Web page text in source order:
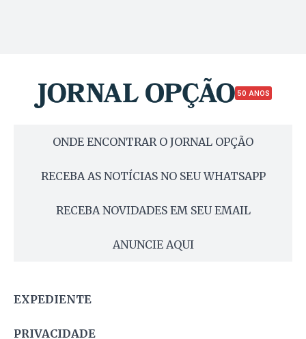
50 ANOS
ONDE ENCONTRAR O JORNAL OPÇÃO
RECEBA AS NOTÍCIAS NO SEU WHATSAPP
RECEBA NOVIDADES EM SEU EMAIL
ANUNCIE AQUI
EXPEDIENTE
PRIVACIDADE